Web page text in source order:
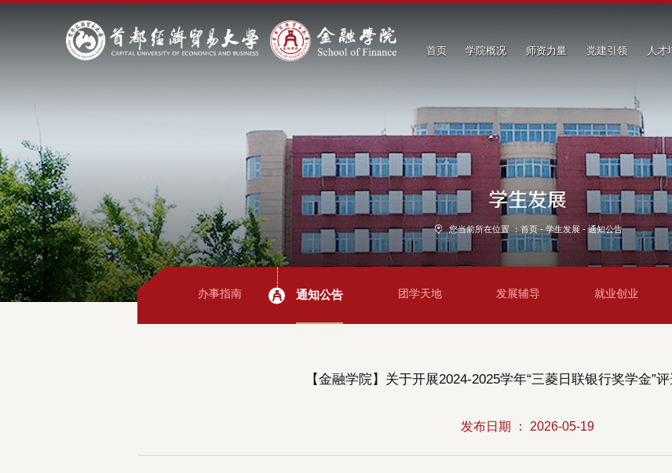
首页 学院概况 师资力量 党建引领 人才
学生发展
您当前所在位置 ： 首页 - 学生发展 -通知公告
办事指南 通知公告 团学天地 发展辅导 就业创业
【金融学院】关于开展2024-2025学年“三菱日联银行奖学金”
发布日期 ： 2026-05-19